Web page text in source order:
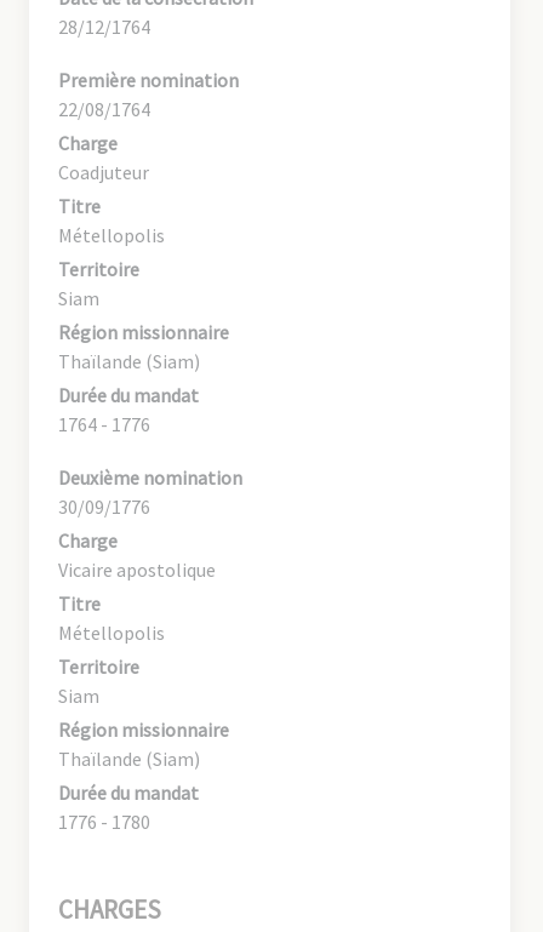
28/12/1764
Première nomination
22/08/1764
Charge
Coadjuteur
Titre
Métellopolis
Territoire
Siam
Région missionnaire
Thaïlande (Siam)
Durée du mandat
1764 - 1776
Deuxième nomination
30/09/1776
Charge
Vicaire apostolique
Titre
Métellopolis
Territoire
Siam
Région missionnaire
Thaïlande (Siam)
Durée du mandat
1776 - 1780
CHARGES